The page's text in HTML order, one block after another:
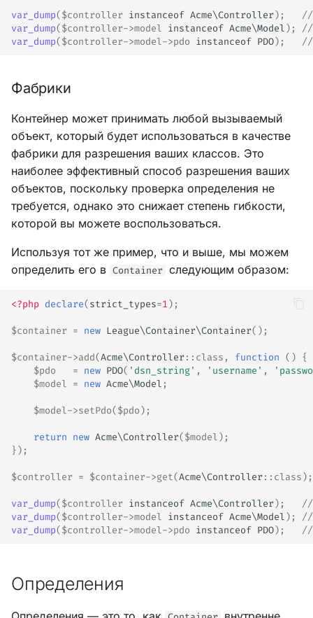
var_dump($controller instanceof Acme\Controller);
//
var_dump($controller->model instanceof Acme\Model);
//
var_dump($controller->model->pdo instanceof PDO); //
Фабрики
Контейнер может принимать любой вызываемый
объект, который будет использоваться в качестве
фабрики для разрешения ваших классов. Это
наиболее эффективный способ разрешения ваших
объектов, поскольку проверка определения не
требуется, однако это снижает степень гибкости,
которой вы можете воспользоваться.
Используя тот же пример, что и выше, мы можем
определить его в Container следующим образом:
<?php declare(strict_types=1);
$container = new League\Container\Container();
$container->add(Acme\Controller:: class , function () {
$pdo
= new PDO( 'dsn_string' , 'username' ,
$model = new Acme\Model ;
$model->setPdo($pdo);
return new Acme\Controller($model);
});
$controller = $container->get(Acme\Controller:: class);
var_dump($controller instanceof Acme\Controller);
//
var_dump($controller->model instanceof Acme\Model);
//
var_dump($controller->model->pdo instanceof PDO); //
Определения